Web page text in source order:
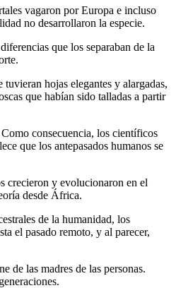
vagaron por Europa e incluso
no desarrollaron la especie.
que los separaban de la
hojas elegantes y alargadas,
que habían sido talladas a partir
consecuencia, los científicos
que los antepasados humanos se
crecieron y evolucionaron en el
desde África.
de la humanidad, los
el pasado remoto, y al parecer,
de las madres de las personas.